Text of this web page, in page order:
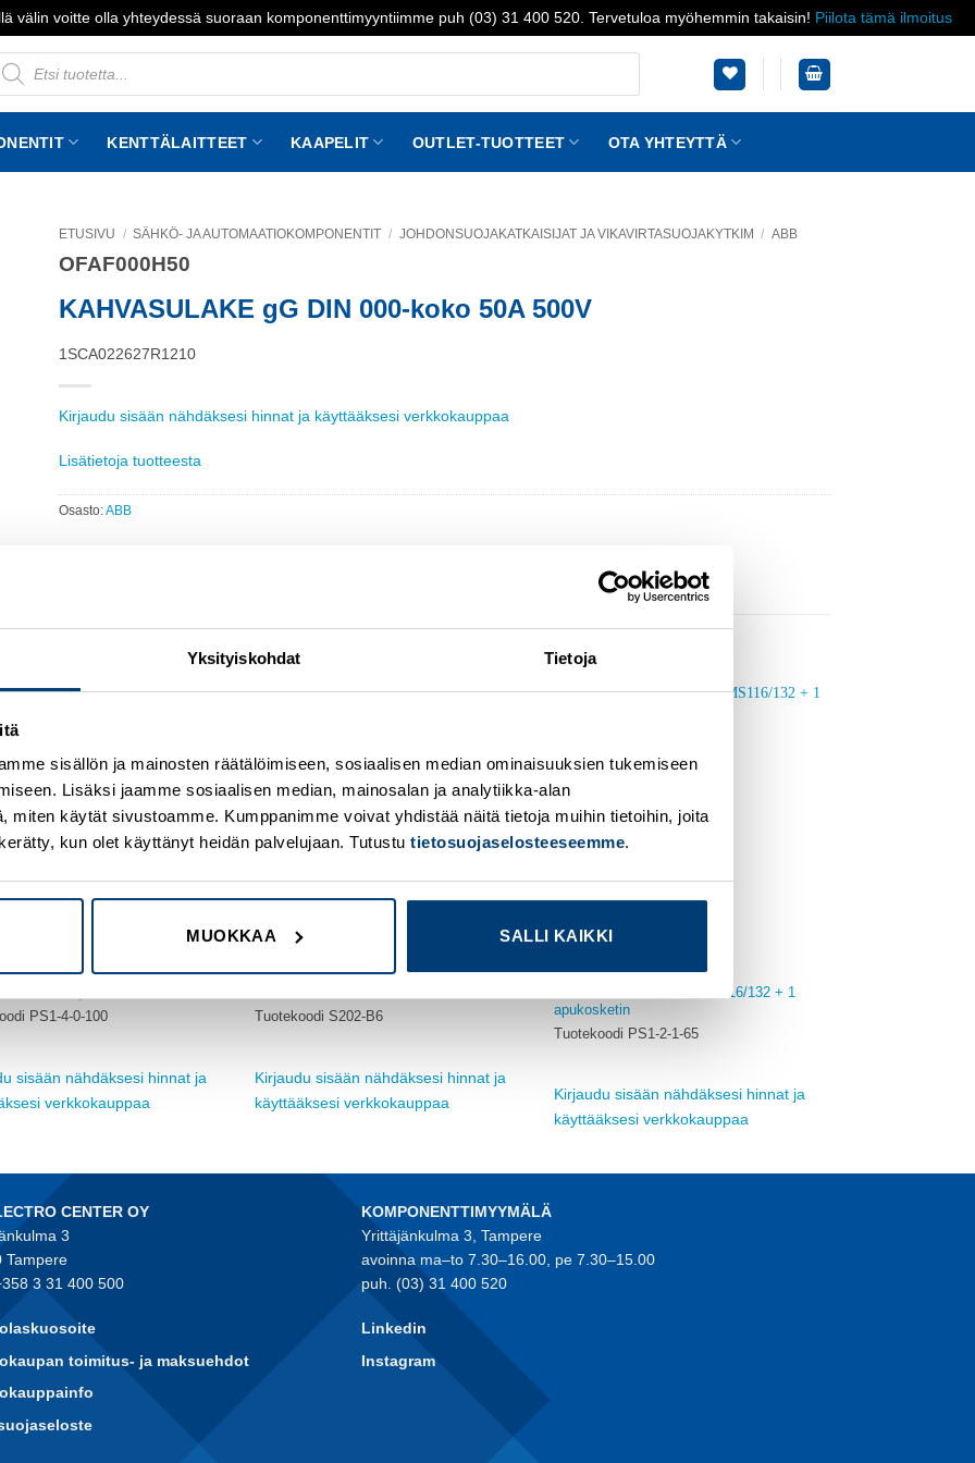
Yksityiskohdat Tietoja
sisällön ja mainosten räätälöimiseen, sosiaalisen median ominaisuuksien tukemiseen
Lisäksi jaamme sosiaalisen median, mainosalan ja analytiikka-alan
miten käytät sivustoamme. Kumppanimme voivat yhdistää näitä tietoja muihin tietoihin, joita
kun olet käyttänyt heidän palvelujaan. Tutustu tietosuojaselosteeseemme.
MUOKKAA SALLI KAIKKI
välin voitte olla yhteydessä suoraan komponenttimyyntiimme puh (03) 31 400 520. Tervetuloa myöhemmin takaisin! Piilota tämä ilmoitus
KENTTÄLAITTEET KAAPELIT OUTLET-TUOTTEET OTA YHTEYTTÄ
ETUSIVU / SÄHKÖ- JA AUTOMAATIOKOMPONENTIT / JOHDONSUOJAKATKAISIJAT JA VIKAVIRTASUOJAKYTKIM / ABB
OFAF000H50
KAHVASULAKE gG DIN 000-koko 50A 500V
1SCA022627R1210
Kirjaudu sisään nähdäksesi hinnat ja käyttääksesi verkkokauppaa
Lisätietoja tuotteesta
Osasto:ABB
PS1-4-0-100
sisään nähdäksesi hinnat ja
verkkokauppaa
ABB
Tuotekoodi S202-B6
Kirjaudu sisään nähdäksesi hinnat ja
käyttääksesi verkkokauppaa
ABB
VIRTAKISKO 65A, 2X MS116/132 + 1
apukosketin
Tuotekoodi PS1-2-1-65
Kirjaudu sisään nähdäksesi hinnat ja
käyttääksesi verkkokauppaa
CENTER OY
3
Tampere
3 31 400 500
toimitus- ja maksuehdot
KOMPONENTTIMYYMÄLÄ
Yrittäjänkulma 3, Tampere
avoinna ma–to 7.30–16.00, pe 7.30–15.00
puh. (03) 31 400 520
Linkedin
Instagram